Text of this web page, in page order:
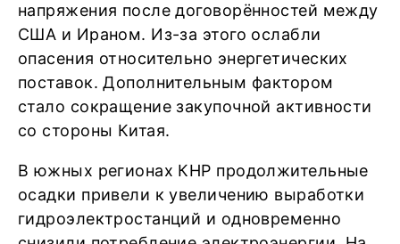
напряжения после договорённостей между
США и Ираном. Из-за этого ослабли
опасения относительно энергетических
поставок. Дополнительным фактором
стало сокращение закупочной активности
со стороны Китая.
В южных регионах КНР продолжительные
осадки привели к увеличению выработки
гидроэлектростанций и одновременно